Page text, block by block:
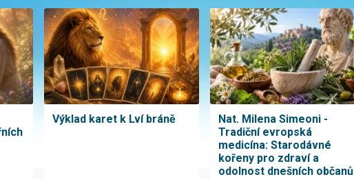
Výklad karet k Lví bráně
Nat. Milena Simeoni -
Tradiční evropská
medicína: Starodávné
kořeny pro zdraví a
odolnost dnešních občanů